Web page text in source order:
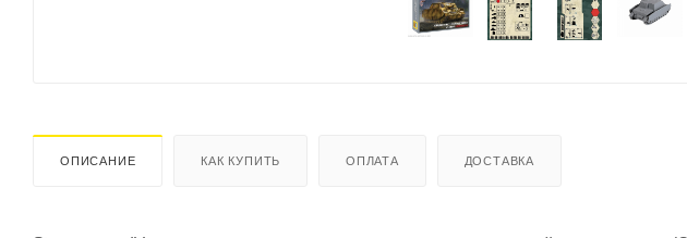
ОПИСАНИЕ КАК КУПИТЬ ОПЛАТА ДОСТАВКА